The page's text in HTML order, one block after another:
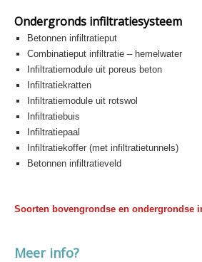
Ondergronds infiltratiesysteem
Betonnen infiltratieput
Combinatieput infiltratie – hemelwater
Infiltratiemodule uit poreus beton
Infiltratiekratten
Infiltratiemodule uit rotswol
Infiltratiebuis
Infiltratiepaal
Infiltratiekoffer (met infiltratietunnels)
Betonnen infiltratieveld
Soorten bovengrondse en ondergrondse
Meer info?